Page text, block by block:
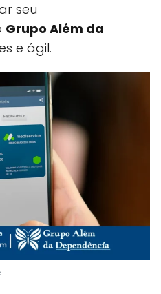
seu
Grupo Além da
e ágil.